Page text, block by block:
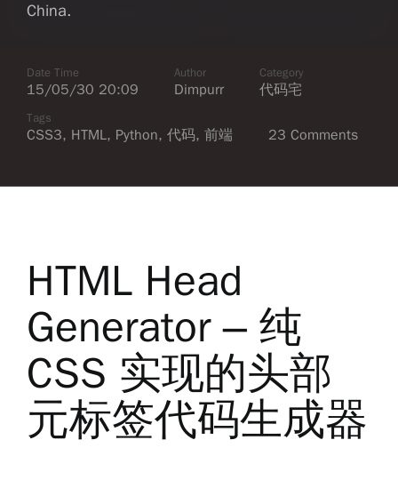
China.
Date Time
15/05/30 20:09
Author
Dimpurr
Category
代码宅
Tags
CSS3, HTML, Python, 代码, 前端 23 Comments
HTML Head
Generator – 纯
CSS 实现的头部
元标签代码生成器